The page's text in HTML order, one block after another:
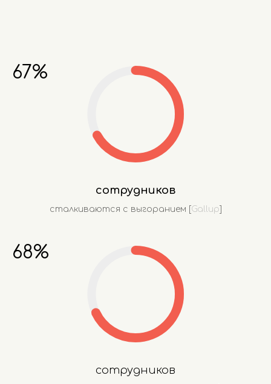
67%
сотрудников
сталкиваются с выгоранием [ Gallup
68%
сотрудников